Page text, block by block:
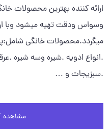
ارائه کننده بهترین محصولات
وسواس ودقت تهیه میشود وبا
میگردد.محصولات خانگی
.انواع ادویه .شیره وسه شیره
.سبزیجات و …
مشاهده